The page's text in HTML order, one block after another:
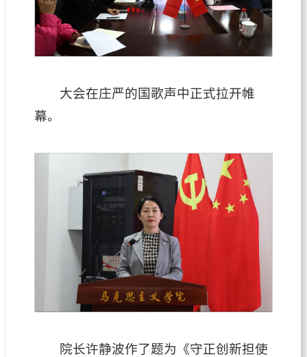
大会在庄严的国歌声中正式拉开帷
幕。
院长许静波作了题为《守正创新担使